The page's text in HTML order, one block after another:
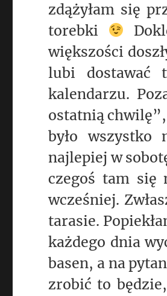
zdążyłam się
torebki
większości
lubi dostawać
kalendarzu.
ostatnią chwilę”,
było wszystko
najlepiej w
czegoś tam się
wcześniej.
tarasie.
każdego dnia
basen, a na
zrobić to